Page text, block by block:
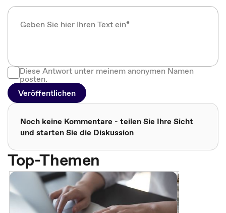
Diese Antwort unter meinem anonymen Namen
posten.
Veröffentlichen
Noch keine Kommentare - teilen Sie Ihre Sicht
und starten Sie die Diskussion
Top-Themen